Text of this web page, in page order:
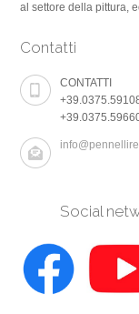
al settore della pittura,
Contatti
CONTATTI
Social